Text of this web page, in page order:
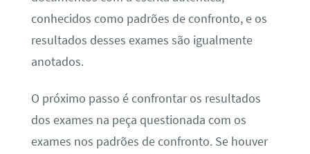
conhecidos como padrões de confronto, e os
resultados desses exames são igualmente
anotados.
O próximo passo é confrontar os resultados
dos exames na peça questionada com os
exames nos padrões de confronto. Se houver